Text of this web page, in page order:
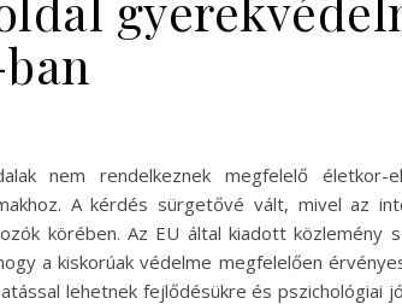
nem rendelkeznek megfelelő életkor-
A kérdés sürgetővé vált, mivel az
körében. Az EU által kiadott közlemény
a kiskorúak védelme megfelelően
lehetnek fejlődésükre és pszichológiai